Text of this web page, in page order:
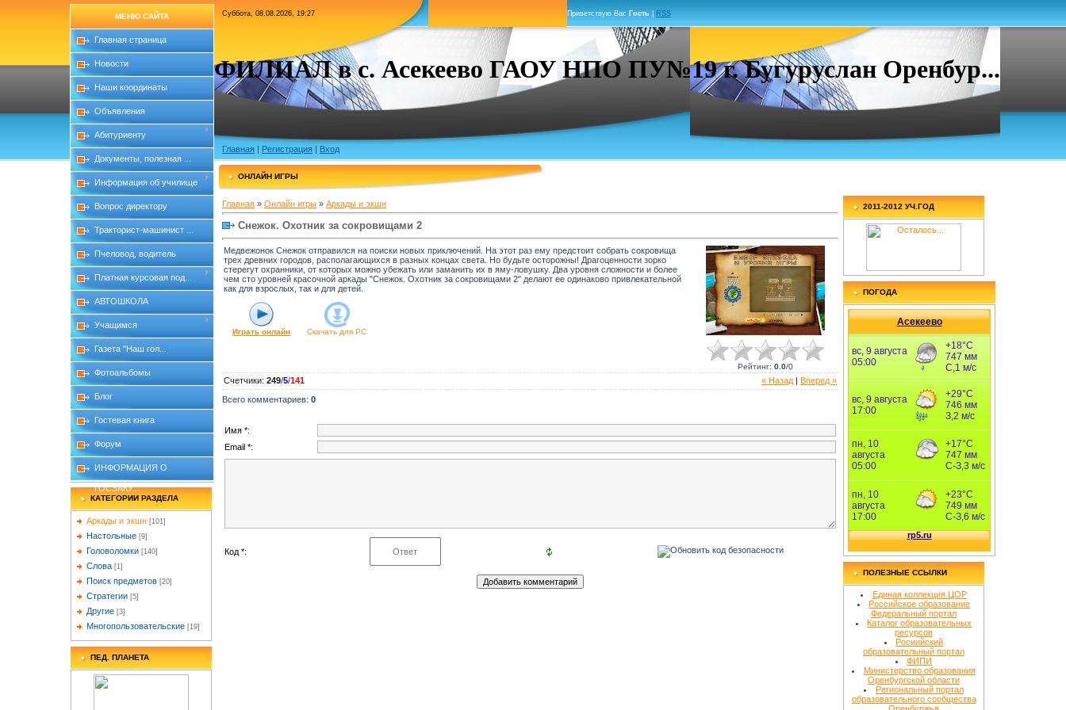
МЕНЮ САЙТА
Главная страница
Новости
Наши координаты
Объявления
Абитуриенту
Документы, полезная ...
Информация об училище
Вопрос директору
Тракторист-машинист ...
Пчеловод, водитель
Платная курсовая под...
АВТОШКОЛА
Учащимся
Газета "Наш гол...
Фотоальбомы
Блог
Гостевая книга
Форум
ИНФОРМАЦИЯ О
ГОСЗАКУ...
КАТЕГОРИИ РАЗДЕЛА
Аркады и экшн [101]
Настольные [9]
Головоломки [140]
Слова [1]
Поиск предметов [20]
Стратегии [5]
Другие [3]
Многопользовательские [19]
ПЕД. ПЛАНЕТА
Суббота, 08.08.2026, 19:27 Приветствую Вас Гость RSS
ФИЛИАЛ в с. Асекеево ГАОУ НПО ПУ№19 г. Бугуруслан Оренбур...
Главная | Регистрация | Вход
ОНЛАЙН ИГРЫ
Главная » Онлайн игры » Аркады и экшн
Снежок. Охотник за сокровищами 2
Медвежонок Снежок отправился на поиски новых приключений. На этот раз ему предстоит собрать сокровища
трех древних городов, располагающихся в разных концах света. Но будьте осторожны! Драгоценности зорко
стерегут охранники, от которых можно убежать или заманить их в яму-ловушку. Два уровня сложности и более
чем сто уровней красочной аркады "Снежок. Охотник за сокровищами 2" делают ее одинаково привлекательной
как для взрослых, так и для детей.
Играть онлайн Скачать для PC
Рейтинг: 0.0/0
« Назад Вперед »
Счетчики: 249/5/141
Всего комментариев: 0
Имя *:
Email *:
Код *:
2011-2012 УЧ.ГОД
ПОГОДА
Асекеево
ПОЛЕЗНЫЕ ССЫЛКИ
Единая коллекция ЦОР
Российское образование
Федеральный портал
Каталог образовательных
ресурсов
Росиийский
образовательный портал
ФИПИ
Министерство образования
Оренбургской области
Региональный портал
образовательного сообщества